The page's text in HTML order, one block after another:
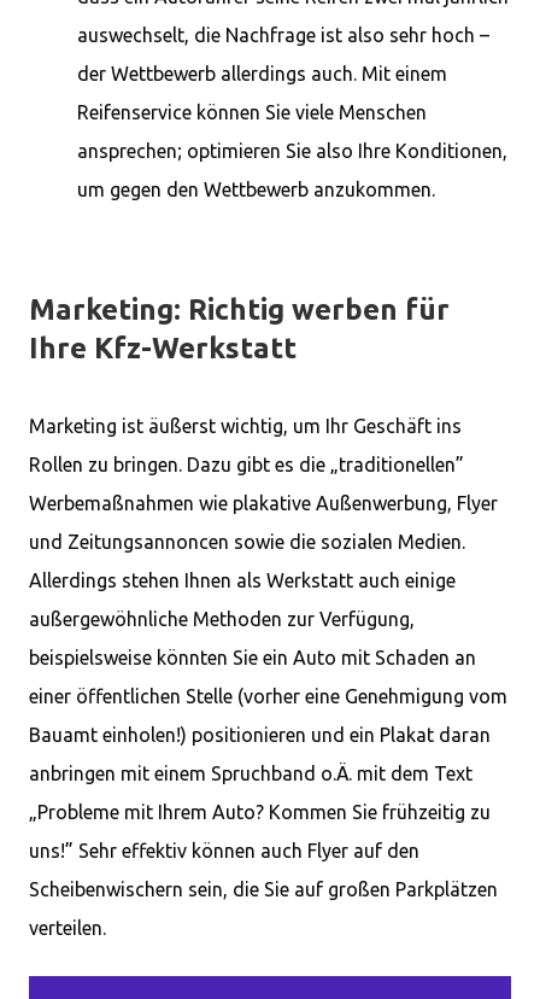
auswechselt, die Nachfrage ist also sehr hoch –
der Wettbewerb allerdings auch. Mit einem
Reifenservice können Sie viele Menschen
ansprechen; optimieren Sie also Ihre Konditionen,
um gegen den Wettbewerb anzukommen.
Marketing: Richtig werben für
Ihre Kfz-Werkstatt
Marketing ist äußerst wichtig, um Ihr Geschäft ins
Rollen zu bringen. Dazu gibt es die „traditionellen”
Werbemaßnahmen wie plakative Außenwerbung, Flyer
und Zeitungsannoncen sowie die sozialen Medien.
Allerdings stehen Ihnen als Werkstatt auch einige
außergewöhnliche Methoden zur Verfügung,
beispielsweise könnten Sie ein Auto mit Schaden an
einer öffentlichen Stelle (vorher eine Genehmigung vom
Bauamt einholen!) positionieren und ein Plakat daran
anbringen mit einem Spruchband o.Ä. mit dem Text
„Probleme mit Ihrem Auto? Kommen Sie frühzeitig zu
uns!” Sehr effektiv können auch Flyer auf den
Scheibenwischern sein, die Sie auf großen Parkplätzen
verteilen.